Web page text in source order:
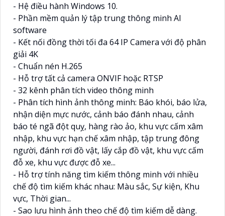
- Hệ điều hành Windows 10.
- Phần mềm quản lý tập trung thông minh AI
software
- Kết nối đồng thời tối đa 64 IP Camera với độ phân
giải 4K
- Chuẩn nén H.265
- Hỗ trợ tất cả camera ONVIF hoặc RTSP
- 32 kênh phân tích video thông minh
- Phân tích hình ảnh thông minh: Báo khói, báo lửa,
nhận diện mực nước, cảnh báo đánh nhau, cảnh
báo té ngã đột quỵ, hàng rào ảo, khu vực cấm xâm
nhập, khu vực hạn chế xâm nhập, tập trung đông
người, đánh rơi đồ vật, lấy cắp đồ vật, khu vực cấm
đỗ xe, khu vực được đỗ xe...
- Hỗ trợ tính năng tìm kiếm thông minh với nhiều
chế độ tìm kiếm khác nhau: Màu sắc, Sự kiện, Khu
vực, Thời gian...
- Sao lưu hình ảnh theo chế độ tìm kiếm dễ dàng.